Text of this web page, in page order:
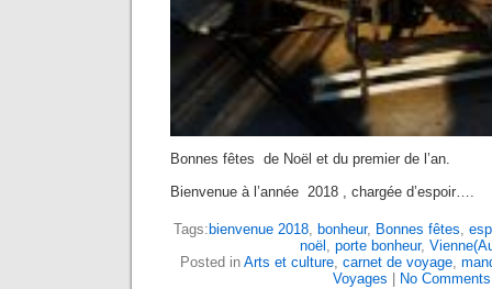
Bonnes fêtes de Noël et du premier de l’an.
Bienvenue à l’année 2018 , chargée d’espoir….
Tags: bienvenue 2018, bonheur, Bonnes fêtes,
noël , porte bonheur,
Posted in Arts et culture, carnet de voyage,
Voyages
No